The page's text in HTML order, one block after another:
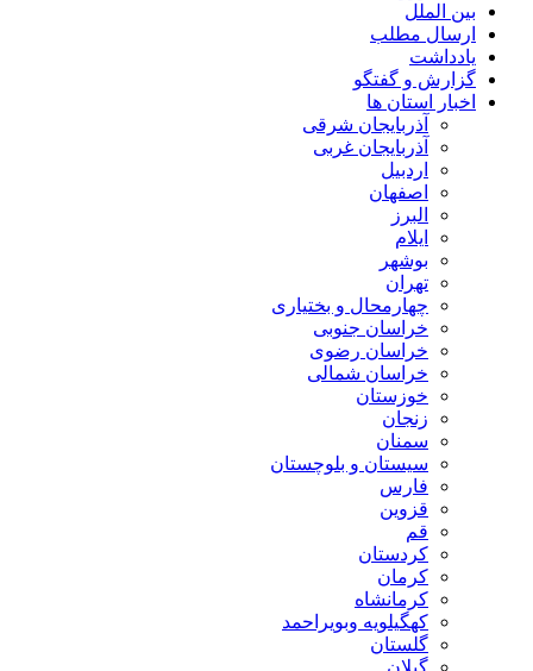
بین الملل
ارسال مطلب
یادداشت
گزارش و گفتگو
اخبار استان ها
آذربایجان شرقی
آذربایجان غربی
اردبیل
اصفهان
البرز
ایلام
بوشهر
تهران
چهارمحال و بختیاری
خراسان جنوبی
خراسان رضوی
خراسان شمالی
خوزستان
زنجان
سمنان
سیستان و بلوچستان
فارس
قزوین
قم
کردستان
کرمان
کرمانشاه
کهگیلویه وبویراحمد
گلستان
گیلان